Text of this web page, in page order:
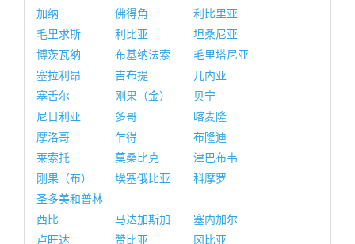
加纳
佛得角
利比里亚
毛里求斯
利比亚
坦桑尼亚
博茨瓦纳
布基纳法索
毛里塔尼亚
塞拉利昂
吉布提
几内亚
塞舌尔
刚果（金）
贝宁
尼日利亚
多哥
喀麦隆
摩洛哥
乍得
布隆迪
莱索托
莫桑比克
津巴布韦
刚果（布）
埃塞俄比亚
科摩罗
圣多美和普林
西比
马达加斯加
塞内加尔
卢旺达
赞比亚 冈比亚